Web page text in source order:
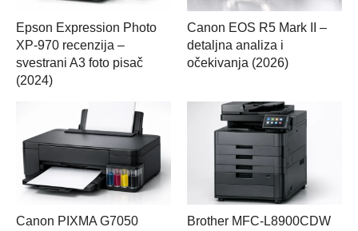
Epson Expression Photo
XP-970 recenzija –
svestrani A3 foto pisač
(2024)
Canon EOS R5 Mark II –
detaljna analiza i
očekivanja (2026)
Canon PIXMA G7050
Brother MFC-L8900CDW